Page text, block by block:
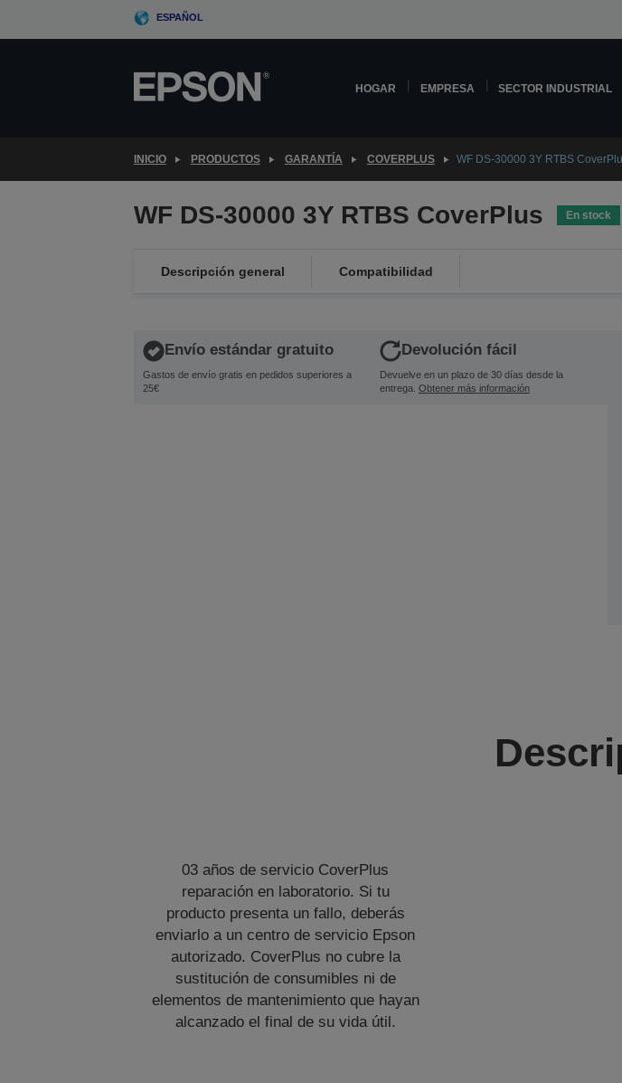
ESPAÑOL
HOGAR EMPRESA SECTOR INDUSTRIAL
INICIO PRODUCTOS GARANTÍA COVERPLUS WF DS-30000 3Y RTBS
WF DS-30000 3Y RTBS CoverPlus En stock
Descripción general Compatibilidad
Envío estándar gratuito
Gastos de envío gratis en pedidos superiores a
25€
Devolución fácil
Devuelve en un plazo de 30 días desde la
entrega. Obtener más información
03 años de servicio CoverPlus
reparación en laboratorio. Si tu
producto presenta un fallo, deberás
enviarlo a un centro de servicio Epson
autorizado. CoverPlus no cubre la
sustitución de consumibles ni de
elementos de mantenimiento que hayan
alcanzado el final de su vida útil.